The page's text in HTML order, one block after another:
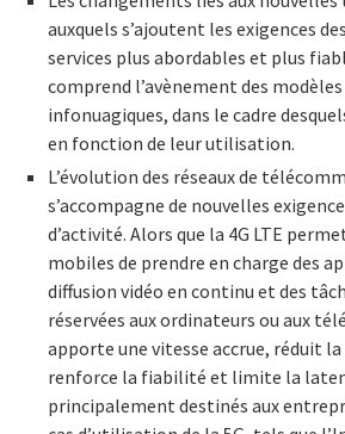
auxquels s’ajoutent les exigences
services plus abordables et plus
comprend l’avènement des
infonuagiques, dans le cadre
en fonction de leur utilisation.
L’évolution des réseaux de
s’accompagne de nouvelles
d’activité. Alors que la 4G LTE
mobiles de prendre en charge des
diffusion vidéo en continu et des
réservées aux ordinateurs ou aux
apporte une vitesse accrue, réduit
renforce la fiabilité et limite la
principalement destinés aux